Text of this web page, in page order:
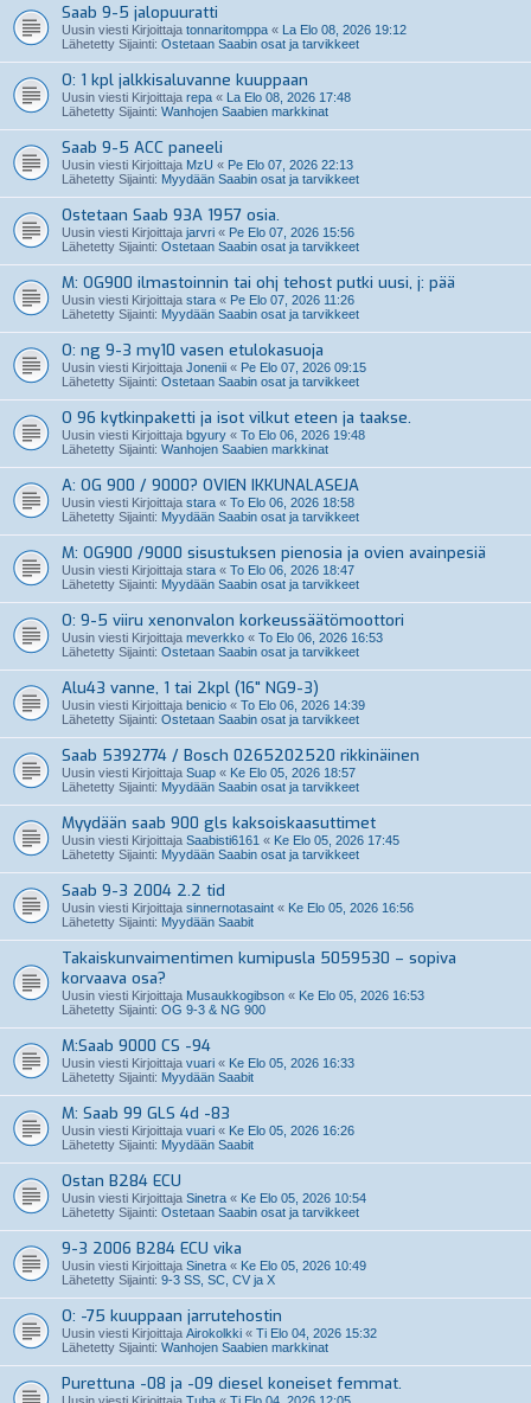
Saab 9-5 jalopuuratti
Uusin viesti Kirjoittaja tonnaritomppa « La Elo 08, 2026 19:12
Lähetetty Sijainti: Ostetaan Saabin osat ja tarvikkeet
O: 1 kpl jalkkisaluvanne kuuppaan
Uusin viesti Kirjoittaja repa « La Elo 08, 2026 17:48
Lähetetty Sijainti: Wanhojen Saabien markkinat
Saab 9-5 ACC paneeli
Uusin viesti Kirjoittaja MzU « Pe Elo 07, 2026 22:13
Lähetetty Sijainti: Myydään Saabin osat ja tarvikkeet
Ostetaan Saab 93A 1957 osia.
Uusin viesti Kirjoittaja jarvri « Pe Elo 07, 2026 15:56
Lähetetty Sijainti: Ostetaan Saabin osat ja tarvikkeet
M: OG900 ilmastoinnin tai ohj tehost putki uusi, j: pää
Uusin viesti Kirjoittaja stara « Pe Elo 07, 2026 11:26
Lähetetty Sijainti: Myydään Saabin osat ja tarvikkeet
O: ng 9-3 my10 vasen etulokasuoja
Uusin viesti Kirjoittaja Jonenii « Pe Elo 07, 2026 09:15
Lähetetty Sijainti: Ostetaan Saabin osat ja tarvikkeet
O 96 kytkinpaketti ja isot vilkut eteen ja taakse.
Uusin viesti Kirjoittaja bgyury « To Elo 06, 2026 19:48
Lähetetty Sijainti: Wanhojen Saabien markkinat
A: OG 900 / 9000? OVIEN IKKUNALASEJA
Uusin viesti Kirjoittaja stara « To Elo 06, 2026 18:58
Lähetetty Sijainti: Myydään Saabin osat ja tarvikkeet
M: OG900 /9000 sisustuksen pienosia ja ovien avainpesiä
Uusin viesti Kirjoittaja stara « To Elo 06, 2026 18:47
Lähetetty Sijainti: Myydään Saabin osat ja tarvikkeet
O: 9-5 viiru xenonvalon korkeussäätömoottori
Uusin viesti Kirjoittaja meverkko « To Elo 06, 2026 16:53
Lähetetty Sijainti: Ostetaan Saabin osat ja tarvikkeet
Alu43 vanne, 1 tai 2kpl (16" NG9-3)
Uusin viesti Kirjoittaja benicio « To Elo 06, 2026 14:39
Lähetetty Sijainti: Ostetaan Saabin osat ja tarvikkeet
Saab 5392774 / Bosch 0265202520 rikkinäinen
Uusin viesti Kirjoittaja Suap « Ke Elo 05, 2026 18:57
Lähetetty Sijainti: Myydään Saabin osat ja tarvikkeet
Myydään saab 900 gls kaksoiskaasuttimet
Uusin viesti Kirjoittaja Saabisti6161 « Ke Elo 05, 2026 17:45
Lähetetty Sijainti: Myydään Saabin osat ja tarvikkeet
Saab 9-3 2004 2.2 tid
Uusin viesti Kirjoittaja sinnernotasaint « Ke Elo 05, 2026 16:56
Lähetetty Sijainti: Myydään Saabit
Takaiskunvaimentimen kumipusla 5059530 – sopiva
korvaava osa?
Uusin viesti Kirjoittaja Musaukkogibson « Ke Elo 05, 2026 16:53
Lähetetty Sijainti: OG 9-3 & NG 900
M:Saab 9000 CS -94
Uusin viesti Kirjoittaja vuari « Ke Elo 05, 2026 16:33
Lähetetty Sijainti: Myydään Saabit
M: Saab 99 GLS 4d -83
Uusin viesti Kirjoittaja vuari « Ke Elo 05, 2026 16:26
Lähetetty Sijainti: Myydään Saabit
Ostan B284 ECU
Uusin viesti Kirjoittaja Sinetra « Ke Elo 05, 2026 10:54
Lähetetty Sijainti: Ostetaan Saabin osat ja tarvikkeet
9-3 2006 B284 ECU vika
Uusin viesti Kirjoittaja Sinetra « Ke Elo 05, 2026 10:49
Lähetetty Sijainti: 9-3 SS, SC, CV ja X
O: -75 kuuppaan jarrutehostin
Uusin viesti Kirjoittaja Airokolkki « Ti Elo 04, 2026 15:32
Lähetetty Sijainti: Wanhojen Saabien markkinat
Purettuna -08 ja -09 diesel koneiset femmat.
Uusin viesti Kirjoittaja Tuha « Ti Elo 04, 2026 12:05